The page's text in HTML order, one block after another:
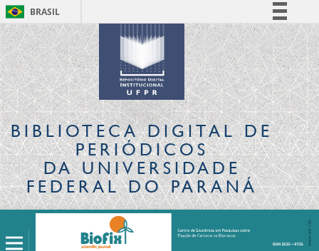
BRASIL
Simplifique!
Comunica BR
Participe
Acesso à informação
Legislação
Canais
BIBLIOTECA DIGITALDE
PERIÓDICOS
DA UNIVERSIDADE
FEDERAL DO PARANÁ